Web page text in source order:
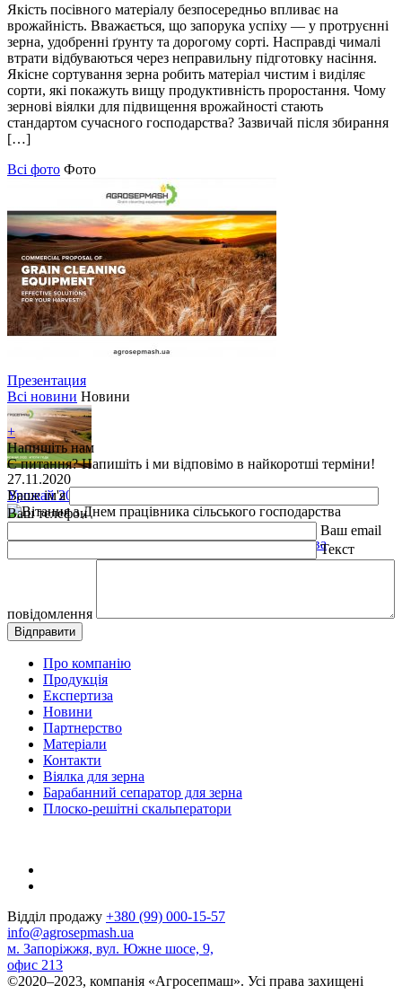
Якість посівного матеріалу безпосередньо впливає на
врожайність. Вважається, що запорука успіху — у протруєнні
зерна, удобренні ґрунту та дорогому сорті. Насправді чималі
втрати відбуваються через неправильну підготовку насіння.
Якісне сортування зерна робить матеріал чистим і виділяє
сорти, які покажуть вищу продуктивність проростання. Чому
зернові віялки для підвищення врожайності стають
стандартом сучасного господарства? Зазвичай після збирання
[…]
Всі фото Фото
Презентация
Всі новини Новини
27.11.2020
Урожай 2020. Підсумки року
15.11.2020
Вітання з Днем працівника сільського господарства
+
Напишіть нам
Є питання? Напишіть і ми відповімо в найкоротші терміни!
Ваше ім'я
Ваш телефон
Ваш email
Текст
повідомлення
Про компанію
Продукція
Експертиза
Новини
Партнерство
Матеріали
Контакти
Віялка для зерна
Барабанний сепаратор для зерна
Плоско-решітні скальператори
Відділ продажу +380 (99) 000-15-57
info@agrosepmash.ua
м. Запоріжжя, вул. Южне шосе, 9,
офис 213
©2020–2023, компанія «Агросепмаш». Усі права захищені